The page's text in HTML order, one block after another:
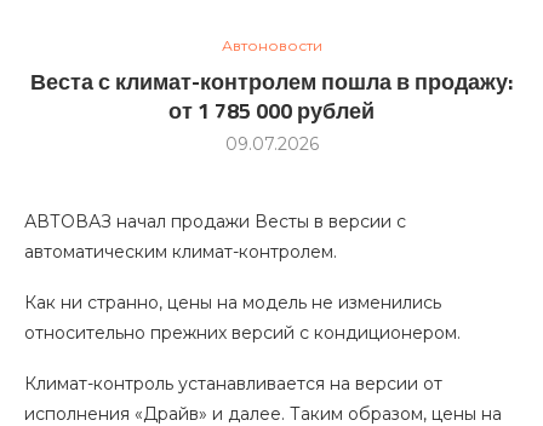
Автоновости
Веста с климат-контролем пошла в продажу:
от 1 785 000 рублей
09.07.2026
АВТОВАЗ начал продажи Весты в версии с
автоматическим климат-контролем.
Как ни странно, цены на модель не изменились
относительно прежних версий с кондиционером.
Климат-контроль устанавливается на версии от
исполнения «Драйв» и далее. Таким образом, цены на